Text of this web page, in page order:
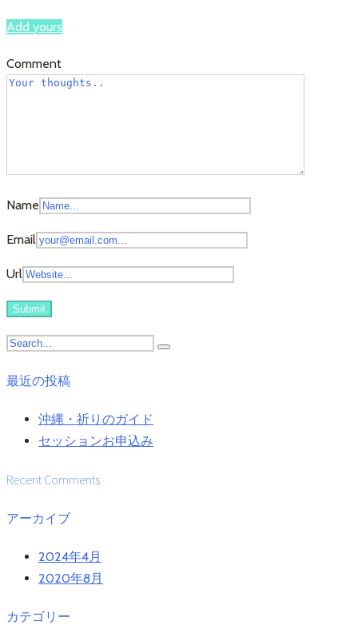
Add yours
Comment
Name
Email
Url
最近の投稿
沖縄・祈りのガイド
セッションお申込み
Recent Comments
アーカイブ
2024年4月
2020年8月
カテゴリー